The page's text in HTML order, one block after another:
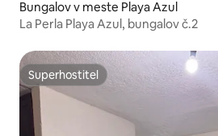
Bungalov v meste Playa Azul
La Perla Playa Azul, bungalov č.2
Superhostiteľ
Superhostiteľ